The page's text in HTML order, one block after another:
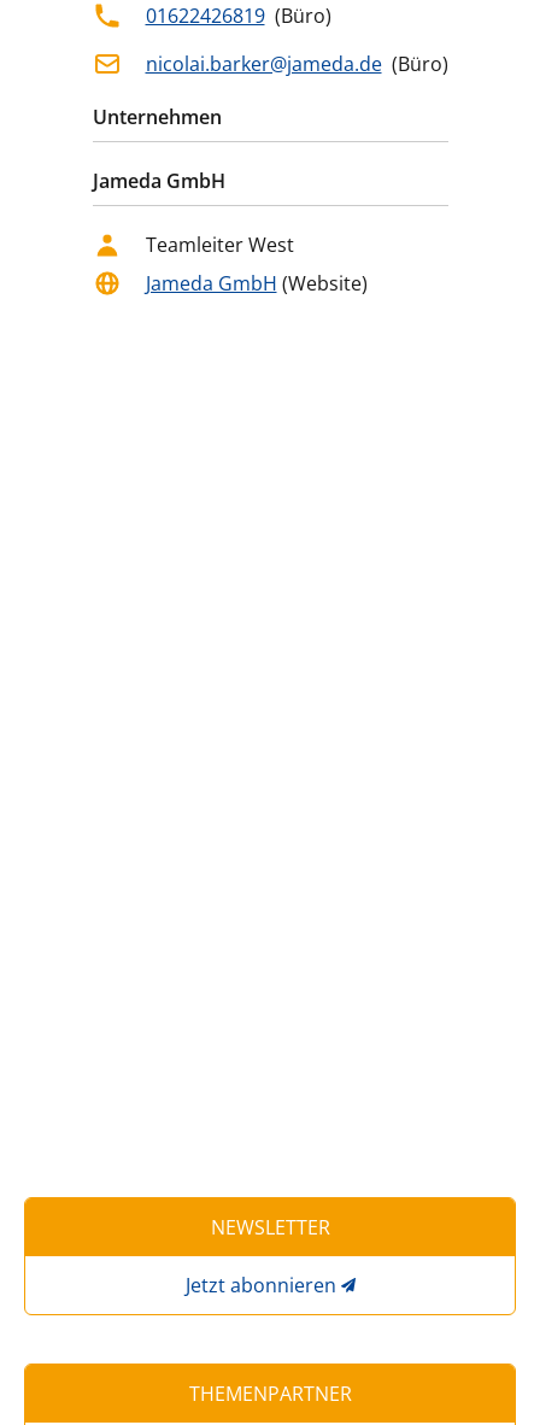
01622426819 (Büro)
nicolai.barker@jameda.de (Büro)
Unternehmen
Jameda GmbH
Teamleiter West
Jameda GmbH (Website)
NEWSLETTER
Jetzt abonnieren
THEMENPARTNER